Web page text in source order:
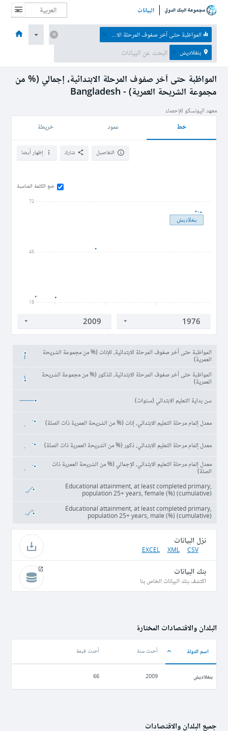
البيانات
الصفحة الرئيسية الاقتصادات الموضوعات البيانات والموارد نبذة عن المواظبة حتى آخر صفوف المرحلة الابتدائية، إجمالي (% من مجموعة الشريحة العمرية)
بنغلاديش
المواظبة حتى آخر صفوف المرحلة الابتدائية، إجمالي (% من
مجموعة الشريحة العمرية) - Bangladesh
معهد اليونسكو للإحصاء
خط عمود خريطة
إظهار أيضا شارك التفاصيل
ضع الكلمة المناسبة
18
45
72
بنغلاديش
المواظبة حتى آخر صفوف المرحلة الابتدائية، للإناث (% من مجموعة الشريحة
العمرية)
المواظبة حتى آخر صفوف المرحلة الابتدائية، للذكور (% من مجموعة الشريحة
العمرية)
سن بداية التعليم الابتدائي (سنوات)
معدل إتمام مرحلة التعليم الابتدائي، إناث (% من الشريحة العمرية ذات الصلة)
معدل إتمام مرحلة التعليم الابتدائي، ذكور (% من الشريحة العمرية ذات الصلة)
معدل إتمام مرحلة التعليم الابتدائي، الإجمالي (% من الشريحة العمرية ذات
الصلة)
Educational attainment, at least completed primary,
population 25+ years, female (%) (cumulative)
Educational attainment, at least completed primary,
population 25+ years, male (%) (cumulative)
نزل البيانات
CSV
XML
EXCEL
بنك البيانات
اكتشف بنك البيانات الخاص بنا
البلدان والاقتصادات المختارة
اسم الدولة أحدث سنة أحدث قيمة
بنغلاديش 2009
66
جميع البلدان والاقتصادات